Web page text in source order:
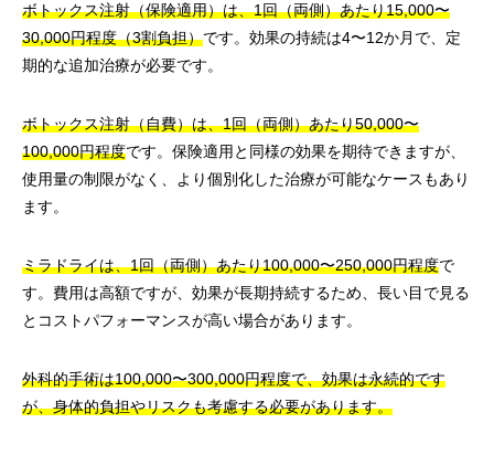
ボトックス注射（保険適用）は、1回（両側）あたり15,000〜
30,000円程度（3割負担）です。効果の持続は4〜12か月で、定
期的な追加治療が必要です。
ボトックス注射（自費）は、1回（両側）あたり50,000〜
100,000円程度です。保険適用と同様の効果を期待できますが、
使用量の制限がなく、より個別化した治療が可能なケースもあり
ます。
ミラドライは、1回（両側）あたり100,000〜250,000円程度で
す。費用は高額ですが、効果が長期持続するため、長い目で見る
とコストパフォーマンスが高い場合があります。
外科的手術は100,000〜300,000円程度で、効果は永続的です
が、身体的負担やリスクも考慮する必要があります。